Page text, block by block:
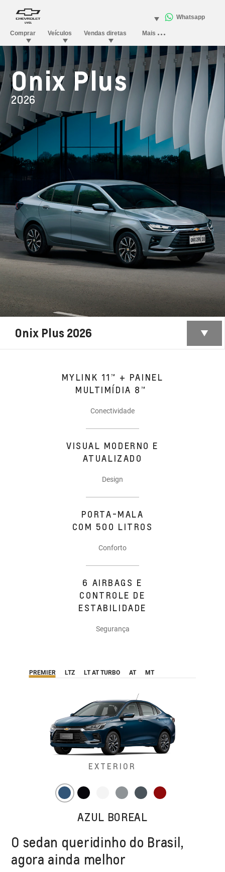
Onix Plus
2026
Onix Plus 2026
MYLINK 11” + PAINEL
MULTIMÍDIA 8”
Conectividade
VISUAL MODERNO E
ATUALIZADO
Design
PORTA-MALA
COM 500 LITROS
Conforto
6 AIRBAGS E
CONTROLE DE
ESTABILIDADE
Segurança
PREMIER LTZ LT AT TURBO AT MT
EXTERIOR
AZUL BOREAL
O sedan queridinho do Brasil,
agora ainda melhor